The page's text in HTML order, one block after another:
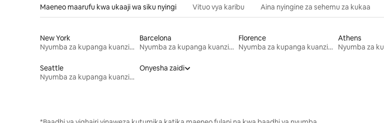
Maeneo maarufu kwa ukaaji wa siku nyingi Vituo vya karibu Aina nyingine za sehemu za kukaa
New York
Nyumba za kupanga kuanzia mwezi mmoja
Barcelona
Nyumba za kupanga kuanzia mwezi mmoja
Florence
Nyumba za kupanga kuanzia mwezi mmoja
Athens
Seattle
Nyumba za kupanga kuanzia mwezi mmoja
Onyesha zaidi